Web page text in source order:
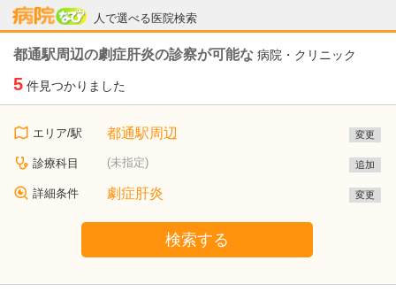
人で選べる医院検索
病院なび
都通駅周辺の劇症肝炎の診察が可能な 病院・クリニック
5 件見つかりました
エリア/駅 都通駅周辺 変更
診療科目 (未指定) 追加
詳細条件 劇症肝炎 変更
検索する